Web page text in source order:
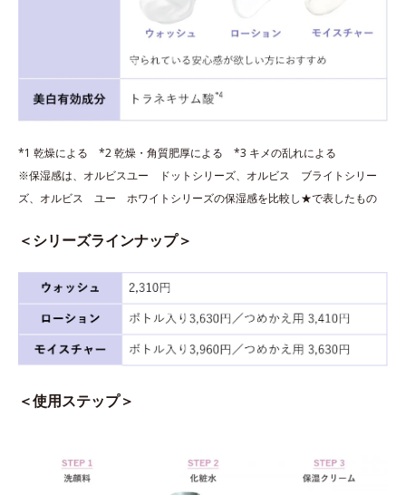
*1 乾燥による *2 乾燥・角質肥厚による *3 キメの乱れによる
※保湿感は、オルビスユー ドットシリーズ、オルビス ブライトシリー
ズ、オルビス ユー ホワイトシリーズの保湿感を比較し★で表したもの
＜シリーズラインナップ＞
＜使用ステップ＞